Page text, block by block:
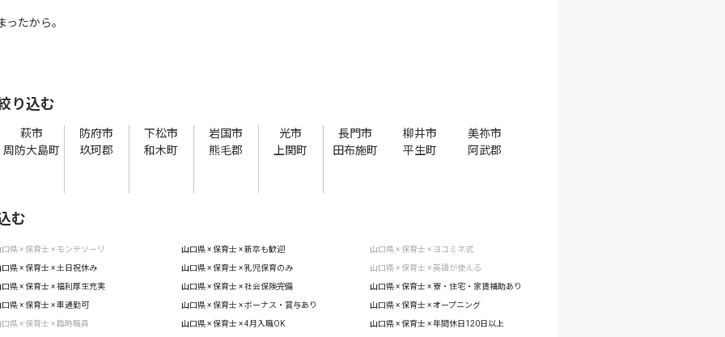
たから。
り込む
萩市 防府市 下松市 岩国市 光市 長門市 柳井市
美祢市
周防大島町
玖珂郡 和木町 熊毛郡 上関町 田布施町 平生町 阿武郡
む
県 × 保育士 × モンテソーリ 山口県 × 保育士 × 新卒も歓迎 山口県 × 保育士 × ヨコミネ式
県 × 保育士 × 土日祝休み 山口県 × 保育士 × 乳児保育のみ 山口県 × 保育士 × 英語が使える
県 × 保育士 × 福利厚生充実 山口県 × 保育士 × 社会保険完備 山口県 × 保育士 × 寮・住宅・家賃補助あり
県 × 保育士 × 車通勤可 山口県 × 保育士 × ボーナス・賞与あり 山口県 × 保育士 × オープニング
県 × 保育士 × 臨時職員 山口県 × 保育士 × 4月入職OK 山口県 × 保育士 × 年間休日120日以上